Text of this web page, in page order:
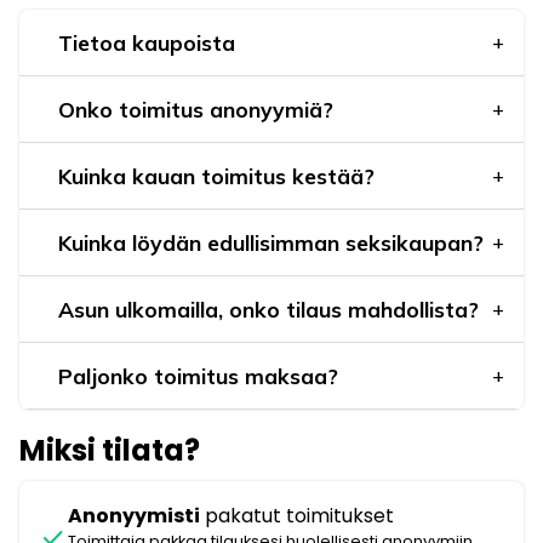
Tietoa kaupoista
Onko toimitus anonyymiä?
Kuinka kauan toimitus kestää?
Kuinka löydän edullisimman seksikaupan?
Asun ulkomailla, onko tilaus mahdollista?
Paljonko toimitus maksaa?
Miksi tilata?
Anonyymisti pakatut toimitukset